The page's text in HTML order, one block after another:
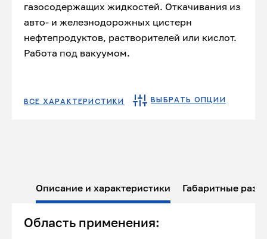
газосодержащих жидкостей. Откачивания из
авто- и железнодорожных цистерн
нефтепродуктов, растворителей или кислот.
Работа под вакуумом.
ВСЕ ХАРАКТЕРИСТИКИ ВЫБРАТЬ ОПЦИИ
Описание и характеристики Габаритные
Область применения: